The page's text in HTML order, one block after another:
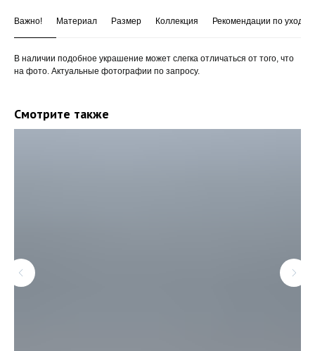
Важно! Материал Размер Коллекция Рекомендации по уходу
В наличии подобное украшение может слегка отличаться от того, что
на фото. Актуальные фотографии по запросу.
Смотрите также